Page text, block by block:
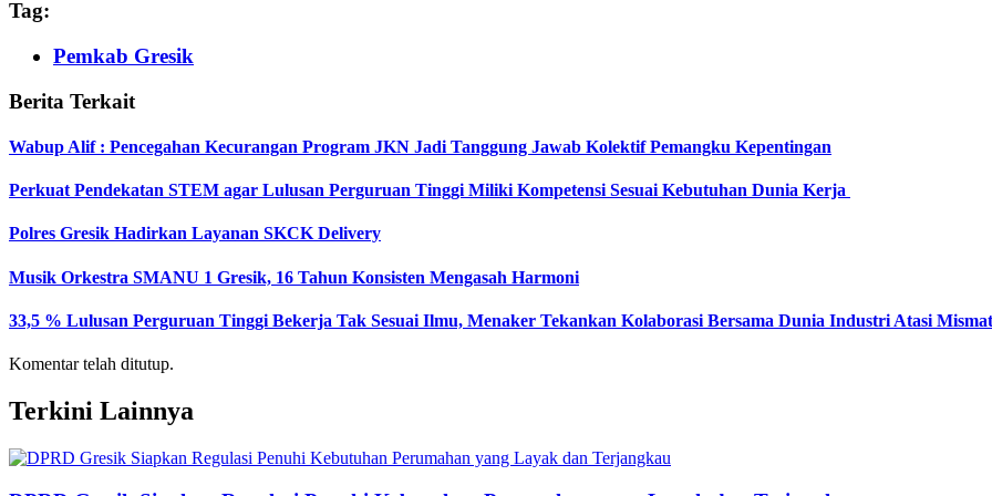
Tag:
Pemkab Gresik
Berita Terkait
Wabup Alif : Pencegahan Kecurangan Program JKN Jadi Tanggung Jawab Kolektif Pemangku Kepentingan
Perkuat Pendekatan STEM agar Lulusan Perguruan Tinggi Miliki Kompetensi Sesuai Kebutuhan Dunia Kerja
Polres Gresik Hadirkan Layanan SKCK Delivery
Musik Orkestra SMANU 1 Gresik, 16 Tahun Konsisten Mengasah Harmoni
33,5 % Lulusan Perguruan Tinggi Bekerja Tak Sesuai Ilmu, Menaker Tekankan Kolaborasi Bersama Dunia Industri Atasi
Komentar telah ditutup.
Terkini Lainnya